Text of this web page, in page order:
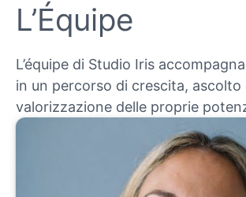
L’Équipe
L’équipe di Studio Iris
in un percorso di crescita, ascolto
valorizzazione delle proprie